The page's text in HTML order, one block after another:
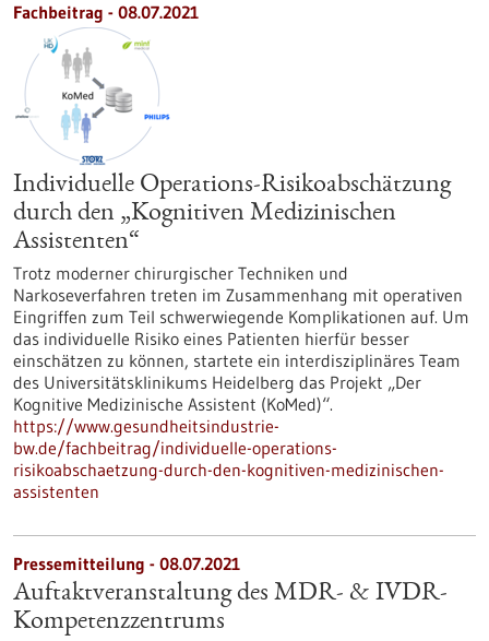
Fachbeitrag - 08.07.2021
Individuelle Operations-Risikoabschätzung
durch den „Kognitiven Medizinischen
Assistenten“
Trotz moderner chirurgischer Techniken und
Narkoseverfahren treten im Zusammenhang mit operativen
Eingriffen zum Teil schwerwiegende Komplikationen auf. Um
das individuelle Risiko eines Patienten hierfür besser
einschätzen zu können, startete ein interdisziplinäres Team
des Universitätsklinikums Heidelberg das Projekt „Der
Kognitive Medizinische Assistent (KoMed)“.
https://www.gesundheitsindustrie-
bw.de/fachbeitrag/individuelle-operations-
risikoabschaetzung-durch-den-kognitiven-medizinischen-
assistenten
Pressemitteilung - 08.07.2021
Auftaktveranstaltung des MDR- & IVDR-
Kompetenzzentrums